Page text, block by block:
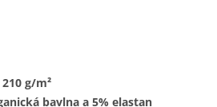
g/m²
bavlna a 5% elastan